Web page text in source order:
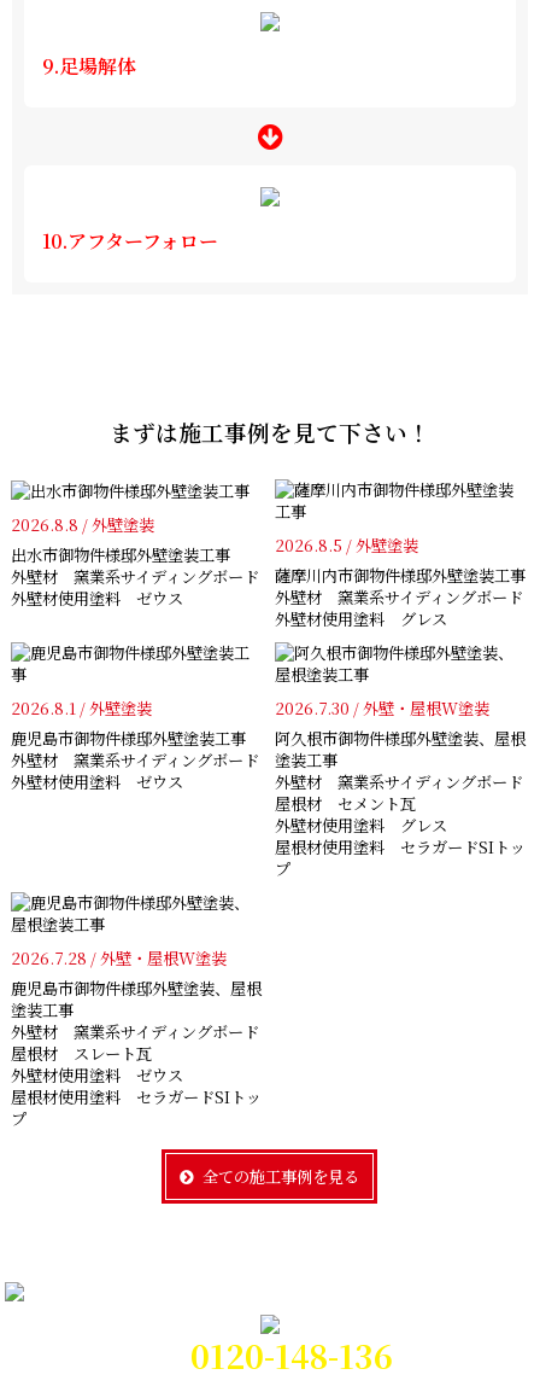
9.足場解体
10.アフターフォロー
まずは施工事例を見て下さい！
2026.8.8 / 外壁塗装
出水市御物件様邸外壁塗装工事
外壁材 窯業系サイディングボード
外壁材使用塗料 ゼウス
2026.8.5 / 外壁塗装
薩摩川内市御物件様邸外壁塗装工事
外壁材 窯業系サイディングボード
外壁材使用塗料 グレス
2026.8.1 / 外壁塗装
鹿児島市御物件様邸外壁塗装工事
外壁材 窯業系サイディングボード
外壁材使用塗料 ゼウス
2026.7.30 / 外壁・屋根W塗装
阿久根市御物件様邸外壁塗装、屋根
塗装工事
外壁材 窯業系サイディングボード
屋根材 セメント瓦
外壁材使用塗料 グレス
屋根材使用塗料 セラガードSIトッ
プ
2026.7.28 / 外壁・屋根W塗装
鹿児島市御物件様邸外壁塗装、屋根
塗装工事
外壁材 窯業系サイディングボード
屋根材 スレート瓦
外壁材使用塗料 ゼウス
屋根材使用塗料 セラガードSIトッ
プ
全ての施工事例を見る
0120-148-136